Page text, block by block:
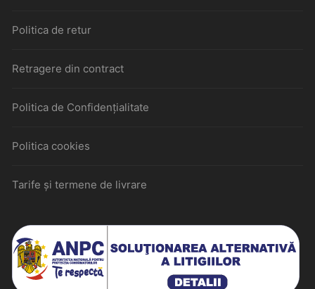
Politica de retur
Retragere din contract
Politica de Confidențialitate
Politica cookies
Tarife și termene de livrare